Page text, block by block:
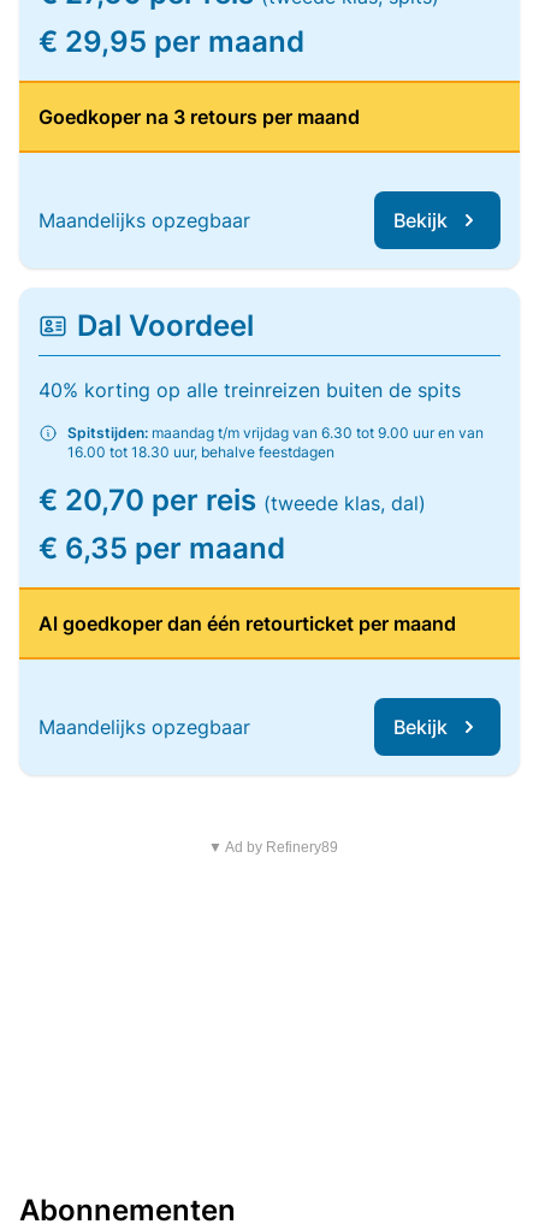
€ 29,95 per maand
Goedkoper na 3 retours per maand
Maandelijks opzegbaar Bekijk
Dal Voordeel
40% korting op alle treinreizen buiten de spits
Spitstijden: maandag t/m vrijdag van 6.30 tot 9.00 uur en van
16.00 tot 18.30 uur, behalve feestdagen
€ 20,70 per reis (tweede klas, dal)
€ 6,35 per maand
Al goedkoper dan één retourticket per maand
Maandelijks opzegbaar Bekijk
▼ Ad by Refinery89
Abonnementen